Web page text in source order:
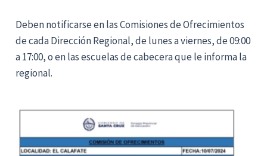
Deben notificarse en las Comisiones de Ofrecimientos
de cada Dirección Regional, de lunes a viernes, de 09:00
a 17:00, o en las escuelas de cabecera que le informa la
regional.